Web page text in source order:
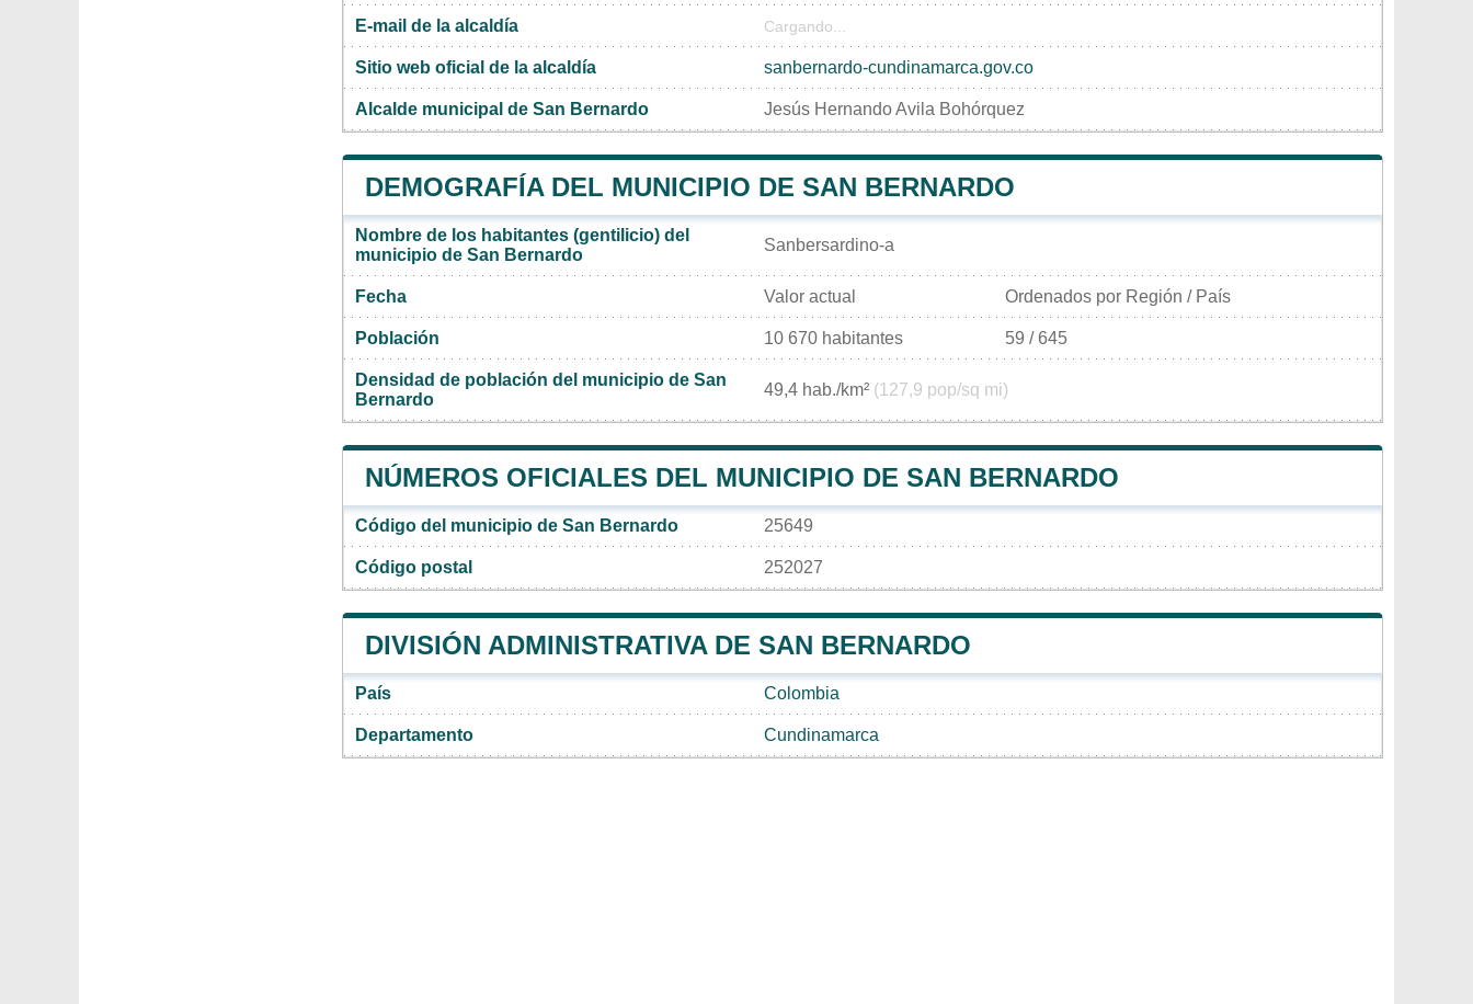
E-mail de la alcaldía Cargando...
Sitio web oficial de la alcaldía sanbernardo-cundinamarca.gov.co
Alcalde municipal de San Bernardo Jesús Hernando Avila Bohórquez
DEMOGRAFÍA DEL MUNICIPIO DE SAN BERNARDO
Nombre de los habitantes (gentilicio) del
municipio de San Bernardo
Sanbersardino-a
Fecha Valor actual Ordenados por Región / País
Población 10 670 habitantes 59 / 645
Densidad de población del municipio de San
Bernardo
49,4 hab./km² (127,9 pop/sq mi)
NÚMEROS OFICIALES DEL MUNICIPIO DE SAN BERNARDO
Código del municipio de San Bernardo 25649
Código postal 252027
DIVISIÓN ADMINISTRATIVA DE SAN BERNARDO
País Colombia
Departamento Cundinamarca